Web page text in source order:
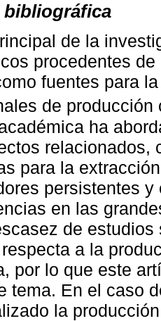
bibliográfica
de la
procedentes
fuentes para
de producción
ha
relacionados,
para la
persistentes
en las
de
a la
por lo que este
tema. En el caso
la